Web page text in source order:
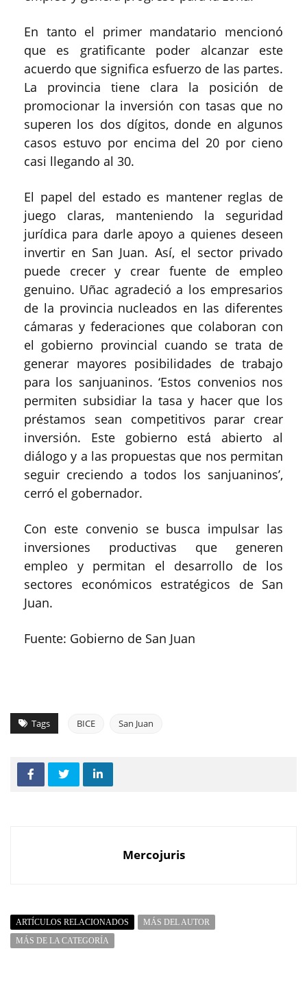
En tanto el primer mandatario mencionó
que es gratificante poder alcanzar este
acuerdo que significa esfuerzo de las partes.
La provincia tiene clara la posición de
promocionar la inversión con tasas que no
superen los dos dígitos, donde en algunos
casos estuvo por encima del 20 por cieno
casi llegando al 30.
El papel del estado es mantener reglas de
juego claras, manteniendo la seguridad
jurídica para darle apoyo a quienes deseen
invertir en San Juan. Así, el sector privado
puede crecer y crear fuente de empleo
genuino. Uñac agradeció a los empresarios
de la provincia nucleados en las diferentes
cámaras y federaciones que colaboran con
el gobierno provincial cuando se trata de
generar mayores posibilidades de trabajo
para los sanjuaninos. ‘Estos convenios nos
permiten subsidiar la tasa y hacer que los
préstamos sean competitivos parar crear
inversión. Este gobierno está abierto al
diálogo y a las propuestas que nos permitan
seguir creciendo a todos los sanjuaninos’,
cerró el gobernador.
Con este convenio se busca impulsar las
inversiones productivas que generen
empleo y permitan el desarrollo de los
sectores económicos estratégicos de San
Juan.
Fuente: Gobierno de San Juan
Tags BICE San Juan
Mercojuris
ARTÍCULOS RELACIONADOS
MÁS DEL AUTOR
MÁS DE LA CATEGORÍA